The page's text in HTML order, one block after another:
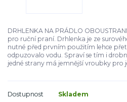
DRHLENKA NA PRÁDLO
pro ruční praní. Drhlenka je ze
nutné před prvním použitím lehce
odpuzovalo vodu. Spraví se tím i
jedné strany má jemnější vroubky pro
Dostupnost Skladem